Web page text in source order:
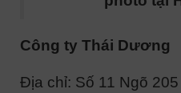
Công ty Thái Dương
Địa chỉ: Số 11 Ngõ